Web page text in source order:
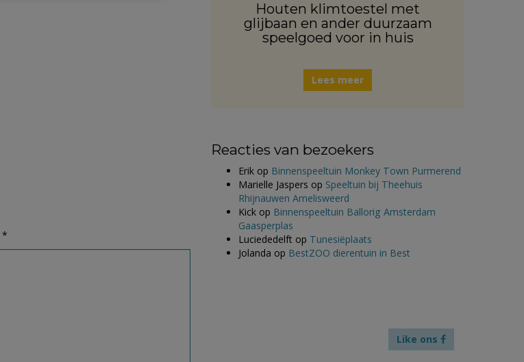
*
Houten klimtoestel met
glijbaan en ander duurzaam
speelgoed voor in huis
Lees meer
Reacties van bezoekers
Erik op Binnenspeeltuin Monkey Town Purmerend
Marielle Jaspers op Speeltuin bij Theehuis
Rhijnauwen Amelisweerd
Kick op Binnenspeeltuin Ballorig Amsterdam
Gaasperplas
Luciededelft op Tunesiëplaats
Jolanda op BestZOO dierentuin in Best
Like ons